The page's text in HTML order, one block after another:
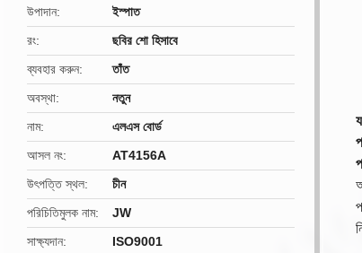
উপাদান
ইস্পাত
রং
ছবির শো হিসাবে
ব্যবহার করুন
তাঁত
অবস্থা
নতুন
নাম
এলএস বোর্ড
আসল নং
AT4156A
উৎপত্তি স্থল
চীন
পরিচিতিমুলক নাম
JW
সাক্ষ্যদান
ISO9001